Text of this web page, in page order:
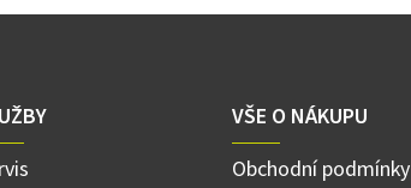
VŠE O NÁKUPU
Obchodní podmínky